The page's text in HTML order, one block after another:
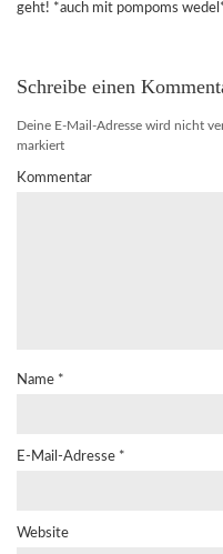
geht! *auch mit pompoms
Schreibe einen
Deine E-Mail-Adresse wird nicht
markiert
Kommentar
Name *
E-Mail-Adresse *
Website